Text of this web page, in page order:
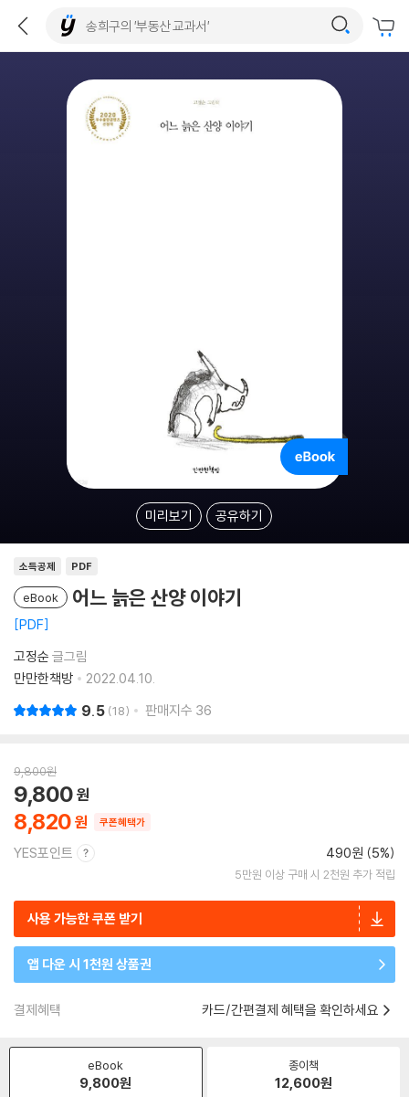
미리보기 공유하기
소득공제 PDF
eBook 어느 늙은 산양 이야기
PDF
고정순 글그림
만만한책방
2022.04.10.
9.5 18 판매지수 36
9,800원
8,820
9,800
쿠폰혜택가
YES포인트 490원 (5%)
5만원 이상 구매 시 2천원 추가 적립
사용 가능한 쿠폰 받기
앱 다운 시 1천원 상품권
결제혜택 카드/간편결제 혜택을 확인하세요
eBook
9,800원
종이책
12,600원